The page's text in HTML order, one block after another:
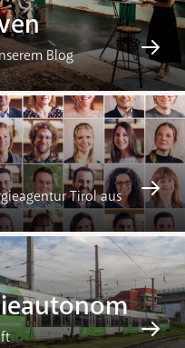
Blog
Tirol aus